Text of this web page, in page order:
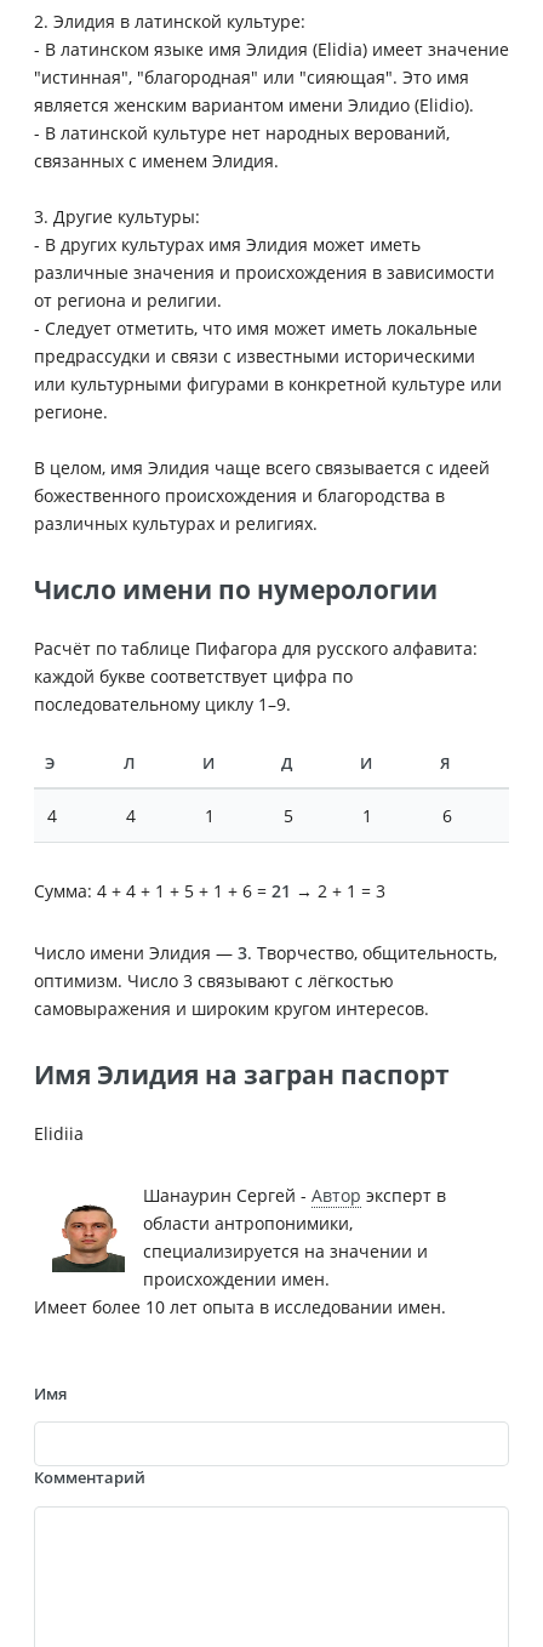
2. Элидия в латинской культуре:
- В латинском языке имя Элидия (Elidia) имеет значение
"истинная", "благородная" или "сияющая". Это имя
является женским вариантом имени Элидио (Elidio).
- В латинской культуре нет народных верований,
связанных с именем Элидия.
3. Другие культуры:
- В других культурах имя Элидия может иметь
различные значения и происхождения в зависимости
от региона и религии.
- Следует отметить, что имя может иметь локальные
предрассудки и связи с известными историческими
или культурными фигурами в конкретной культуре или
регионе.
В целом, имя Элидия чаще всего связывается с идеей
божественного происхождения и благородства в
различных культурах и религиях.
Число имени по нумерологии
Расчёт по таблице Пифагора для русского алфавита:
каждой букве соответствует цифра по
последовательному циклу 1–9.
Э Л И Д И Я
4 4 1 5 1 6
Сумма: 4 + 4 + 1 + 5 + 1 + 6 = 21 → 2 + 1 = 3
Число имени Элидия — 3. Творчество, общительность,
оптимизм. Число 3 связывают с лёгкостью
самовыражения и широким кругом интересов.
Имя Элидия на загран паспорт
Elidiia
Шанаурин Сергей - Автор эксперт в
области антропонимики,
специализируется на значении и
происхождении имен.
Имеет более 10 лет опыта в исследовании имен.
Имя
Комментарий